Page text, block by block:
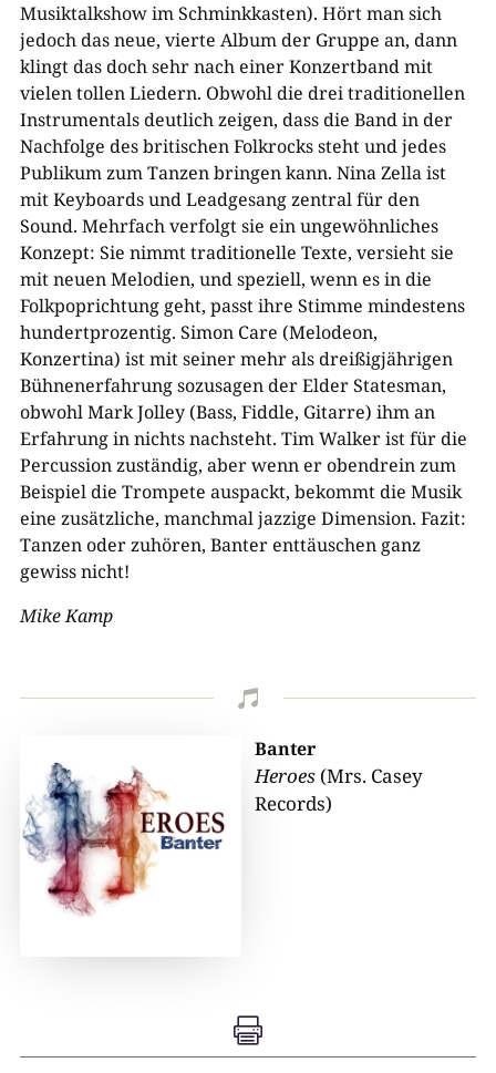
Musiktalkshow im Schminkkasten). Hört man sich
jedoch das neue, vierte Album der Gruppe an, dann
klingt das doch sehr nach einer Konzertband mit
vielen tollen Liedern. Obwohl die drei traditionellen
Instrumentals deutlich zeigen, dass die Band in der
Nachfolge des britischen Folkrocks steht und jedes
Publikum zum Tanzen bringen kann. Nina Zella ist
mit Keyboards und Leadgesang zentral für den
Sound. Mehrfach verfolgt sie ein ungewöhnliches
Konzept: Sie nimmt traditionelle Texte, versieht sie
mit neuen Melodien, und speziell, wenn es in die
Folkpoprichtung geht, passt ihre Stimme mindestens
hundertprozentig. Simon Care (Melodeon,
Konzertina) ist mit seiner mehr als dreißigjährigen
Bühnenerfahrung sozusagen der Elder Statesman,
obwohl Mark Jolley (Bass, Fiddle, Gitarre) ihm an
Erfahrung in nichts nachsteht. Tim Walker ist für die
Percussion zuständig, aber wenn er obendrein zum
Beispiel die Trompete auspackt, bekommt die Musik
eine zusätzliche, manchmal jazzige Dimension. Fazit:
Tanzen oder zuhören, Banter enttäuschen ganz
gewiss nicht!
Mike Kamp

Banter
Heroes (Mrs. Casey
Records)
